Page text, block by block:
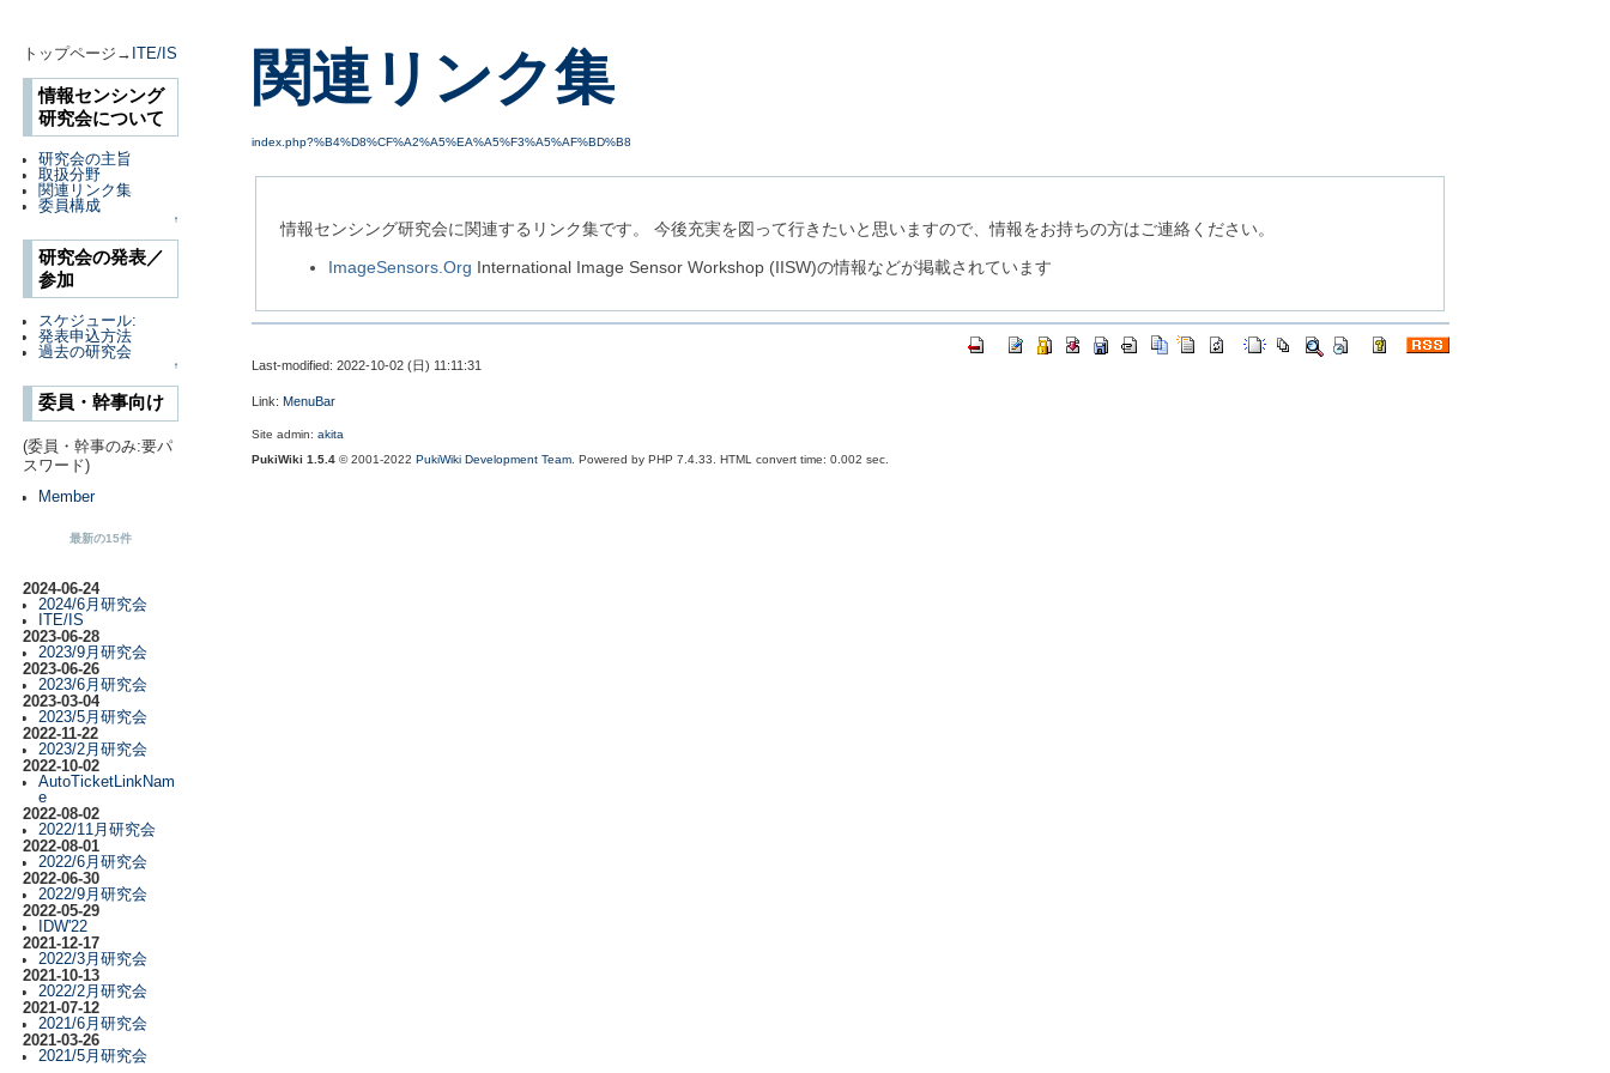
関連リンク集
index.php?%B4%D8%CF%A2%A5%EA%A5%F3%A5%AF%BD%B8
トップページ→ ITE/IS
情報センシング
研究会について
研究会の主旨
取扱分野
関連リンク集
委員構成
↑
研究会の発表／
参加
スケジュール:
発表申込方法
過去の研究会
↑
委員・幹事向け
(委員・幹事のみ:要パ
スワード)
Member
最新の15件
2024-06-24
2024/6月研究会
ITE/IS
2023-06-28
2023/9月研究会
2023-06-26
2023/6月研究会
2023-03-04
2023/5月研究会
2022-11-22
2023/2月研究会
2022-10-02
AutoTicketLinkNam
e
2022-08-02
2022/11月研究会
2022-08-01
2022/6月研究会
2022-06-30
2022/9月研究会
2022-05-29
IDW'22
2021-12-17
2022/3月研究会
2021-10-13
2022/2月研究会
2021-07-12
2021/6月研究会
2021-03-26
2021/5月研究会
情報センシング研究会に関連するリンク集です。 今後充実を図って行きたいと思いますので、情報をお持ちの方はご連絡ください。
ImageSensors.Org International Image Sensor Workshop (IISW)の情報などが掲載されています
Last-modified: 2022-10-02 (日) 11:11:31
Link: MenuBar
Site admin: akita
PukiWiki 1.5.4 © 2001-2022 PukiWiki Development Team . Powered by PHP 7.4.33. HTML convert time: 0.002 sec.